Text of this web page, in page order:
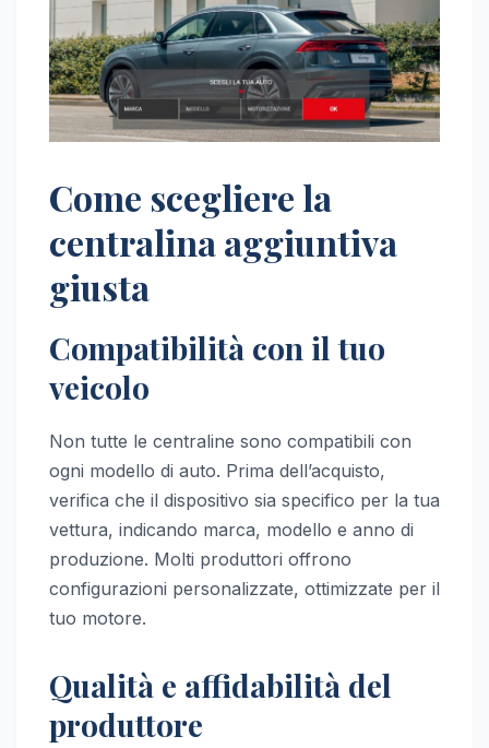
Come scegliere la
centralina aggiuntiva
giusta
Compatibilità con il tuo
veicolo
Non tutte le centraline sono compatibili con
ogni modello di auto. Prima dell’acquisto,
verifica che il dispositivo sia specifico per la tua
vettura, indicando marca, modello e anno di
produzione. Molti produttori offrono
configurazioni personalizzate, ottimizzate per il
tuo motore.
Qualità e affidabilità del
produttore